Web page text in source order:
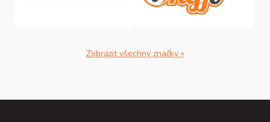
Zobrazit všechny značky »